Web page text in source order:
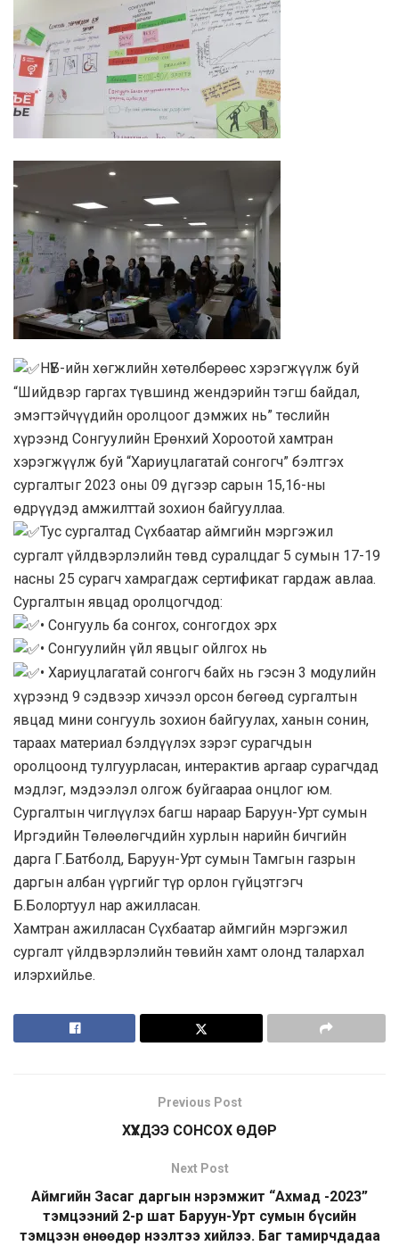
НҮБ-ийн хөгжлийн хөтөлбөрөөс хэрэгжүүлж буй
“Шийдвэр гаргах түвшинд жендэрийн тэгш байдал,
эмэгтэйчүүдийн оролцоог дэмжих нь” төслийн
хүрээнд Сонгуулийн Ерөнхий Хороотой хамтран
хэрэгжүүлж буй “Хариуцлагатай сонгогч” бэлтгэх
сургалтыг 2023 оны 09 дүгээр сарын 15,16-ны
өдрүүдэд амжилттай зохион байгууллаа.
Тус сургалтад Сүхбаатар аймгийн мэргэжил
сургалт үйлдвэрлэлийн төвд суралцдаг 5 сумын 17-19
насны 25 сурагч хамрагдаж сертификат гардаж авлаа.
Сургалтын явцад оролцогчдод:
• Сонгууль ба сонгох, сонгогдох эрх
• Сонгуулийн үйл явцыг ойлгох нь
• Хариуцлагатай сонгогч байх нь гэсэн 3 модулийн
хүрээнд 9 сэдвээр хичээл орсон бөгөөд сургалтын
явцад мини сонгууль зохион байгуулах, ханын сонин,
тараах материал бэлдүүлэх зэрэг сурагчдын
оролцоонд тулгуурласан, интерактив аргаар сурагчдад
мэдлэг, мэдээлэл олгож буйгаараа онцлог юм.
Сургалтын чиглүүлэх багш нараар Баруун-Урт сумын
Иргэдийн Төлөөлөгчдийн хурлын нарийн бичгийн
дарга Г.Батболд, Баруун-Урт сумын Тамгын газрын
даргын албан үүргийг түр орлон гүйцэтгэгч
Б.Болортуул нар ажилласан.
Хамтран ажилласан Сүхбаатар аймгийн мэргэжил
сургалт үйлдвэрлэлийн төвийн хамт олонд талархал
илэрхийлье.
Previous Post
ХҮҮХДЭЭ СОНСОХ ӨДӨР
Next Post
Аймгийн Засаг даргын нэрэмжит “Ахмад -2023”
тэмцээний 2-р шат Баруун-Урт сумын бүсийн
тэмцээн өнөөдөр нээлтээ хийлээ. Баг тамирчдадаа